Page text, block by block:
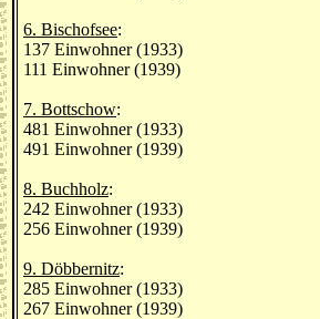
6. Bischofsee:
137 Einwohner (1933)
111 Einwohner (1939)
7. Bottschow:
481 Einwohner (1933)
491 Einwohner (1939)
8. Buchholz:
242 Einwohner (1933)
256 Einwohner (1939)
9. Döbbernitz:
285 Einwohner (1933)
267 Einwohner (1939)